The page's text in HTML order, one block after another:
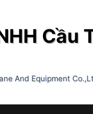
Cầu
And Equipment